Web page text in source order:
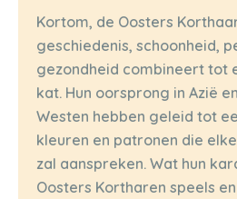
Kortom, de Oosters
geschiedenis, schoonheid,
gezondheid combineert tot
kat. Hun oorsprong in Azië
Westen hebben geleid tot
kleuren en patronen die
zal aanspreken. Wat hun
Oosters Kortharen speels